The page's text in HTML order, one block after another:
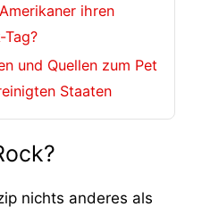
ihren
und Quellen zum Pet
Staaten
nichts anderes als